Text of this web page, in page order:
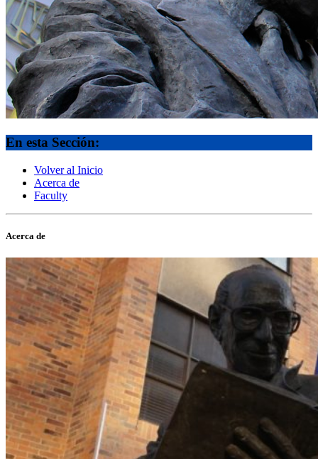
En esta Sección:
Volver al Inicio
Acerca de
Faculty
Acerca de